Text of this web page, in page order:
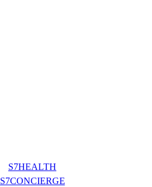
S7HEALTH
S7CONCIERGE